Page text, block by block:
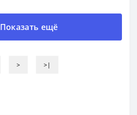
Показать ещё
> >|